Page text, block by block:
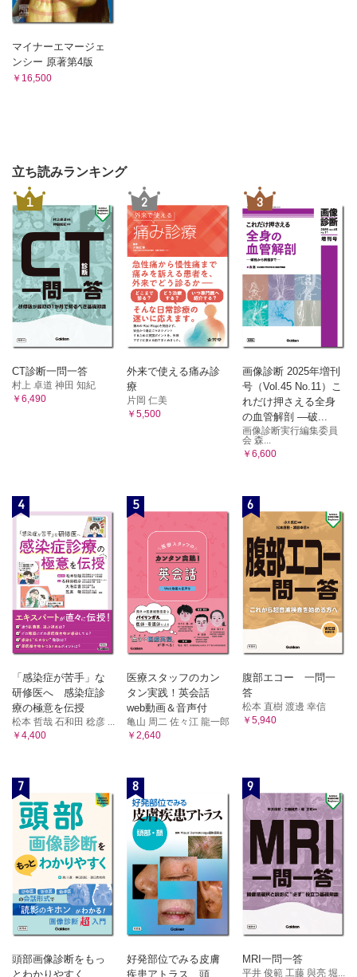
マイナーエマージェ
ンシー 原著第4版
￥16,500
立ち読みランキング
1
CT診断一問一答
村上 卓道 神田 知紀
￥6,490
2
外来で使える痛み診
療
片岡 仁美
￥5,500
3
画像診断 2025年増刊
号（Vol.45 No.11）こ
れだけ押さえる全身
の血管解剖 ―破...
画像診断実行編集委員
会 森...
￥6,600
4
「感染症が苦手」な
研修医へ 感染症診
療の極意を伝授
松本 哲哉 石和田 稔彦 ...
￥4,400
5
医療スタッフのカン
タン実践！英会話
web動画＆音声付
亀山 周二 佐々江 龍一郎
￥2,640
6
腹部エコー 一問一
答
松本 直樹 渡邊 幸信
￥5,940
7
頭部画像診断をもっ
とわかりやすく
8
好発部位でみる皮膚
疾患アトラス 頭
9
MRI一問一答
平井 俊範 工藤 與亮 堀...